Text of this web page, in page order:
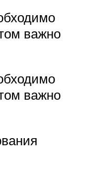
важно
важно